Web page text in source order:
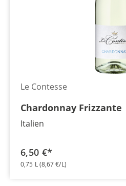
Le Contesse
Chardonnay Frizzante
Italien
6,50 €*
0,75 L(8,67 €/L)